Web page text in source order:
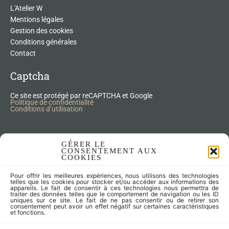
GÉRER LE
CONSENTEMENT AUX
COOKIES
Pour offrir les meilleures expériences, nous utilisons des technologies
telles que les cookies pour stocker et/ou accéder aux informations des
appareils. Le fait de consentir à ces technologies nous permettra de
traiter des données telles que le comportement de navigation ou les ID
uniques sur ce site. Le fait de ne pas consentir ou de retirer son
consentement peut avoir un effet négatif sur certaines caractéristiques
et fonctions.
L'Atelier W
Mentions légales
Gestion des cookies
Conditions générales
Contact
Captcha
Ce site est protégé par reCAPTCHA et Google
Politique de confidentialité
Conditions d’utilisation
Nos Produits Upcycling
Articles zéro déchet
Fleurs séchées
Lampes
Meubles